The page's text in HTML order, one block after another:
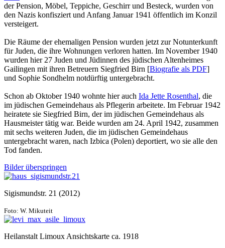
der Pension, Möbel, Teppiche, Geschirr und Besteck, wurden von
den Nazis konfisziert und Anfang Januar 1941 öffentlich im Konzil
versteigert.
Die Räume der ehemaligen Pension wurden jetzt zur Notunterkunft
für Juden, die ihre Wohnungen verloren hatten. Im November 1940
wurden hier 27 Juden und Jüdinnen des jüdischen Altenheimes
Gailingen mit ihren Betreuern Siegfried Birn [Biografie als PDF]
und Sophie Sondhelm notdürftig untergebracht.
Schon ab Oktober 1940 wohnte hier auch Ida Jette Rosenthal, die
im jüdischen Gemeindehaus als Pflegerin arbeitete. Im Februar 1942
heiratete sie Siegfried Birn, der im jüdischen Gemeindehaus als
Hausmeister tätig war. Beide wurden am 24. April 1942, zusammen
mit sechs weiteren Juden, die im jüdischen Gemeindehaus
untergebracht waren, nach Izbica (Polen) deportiert, wo sie alle den
Tod fanden.
Bilder überspringen
Sigismundstr. 21 (2012)
Foto: W. Mikuteit
Heilanstalt Limoux Ansichtskarte ca. 1918